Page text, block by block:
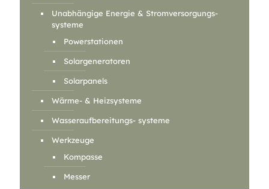
Unabhängige Energie & Stromversorgungs-
systeme
Powerstationen
Solargeneratoren
Solarpanels
Wärme- & Heizsysteme
Wasseraufbereitungs- systeme
Werkzeuge
Kompasse
Messer